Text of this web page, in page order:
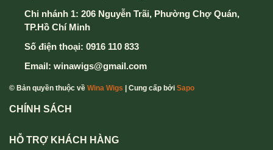
Chi nhánh 1: 206 Nguyễn Trãi, Phường Chợ Quán,
TP.Hồ Chí Minh
Số điện thoại: 0916 110 833
Email: winawigs@gmail.com
© Bản quyền thuộc về Wina Wigs | Cung cấp bởi Sapo
CHÍNH SÁCH
HỖ TRỢ KHÁCH HÀNG